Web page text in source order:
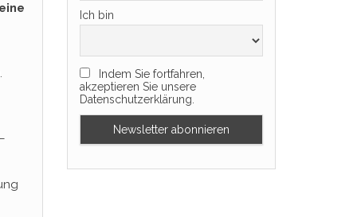
Ich bin
Indem Sie fortfahren,
akzeptieren Sie unsere
Datenschutzerklärung.